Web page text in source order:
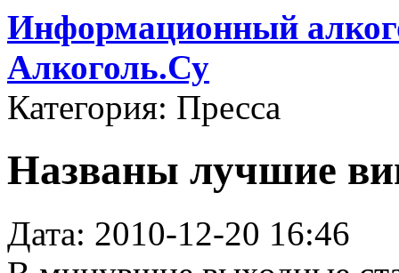
Информационный
Алкоголь.Су
Категория: Пресса
Названы лучшие
Дата: 2010-12-20 16:46